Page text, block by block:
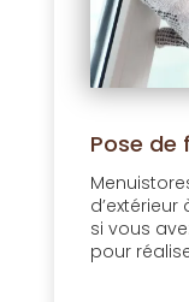
Pose de
si vous
pour